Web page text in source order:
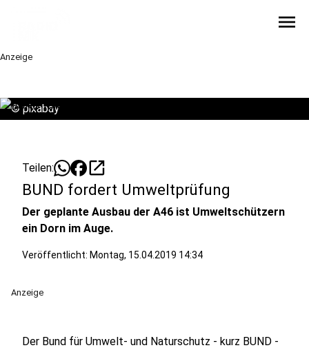
menu
Anzeige
© pixabay
Teilen: open_in_new
BUND fordert Umweltprüfung
Der geplante Ausbau der A46 ist Umweltschützern
ein Dorn im Auge.
Veröffentlicht: Montag, 15.04.2019 14:34
Anzeige
Der Bund für Umwelt- und Naturschutz - kurz BUND -